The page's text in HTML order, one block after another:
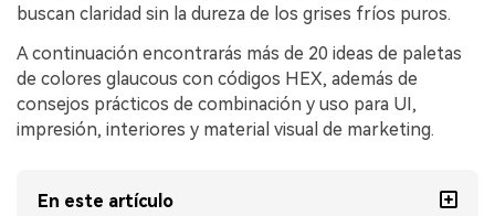
buscan claridad sin la dureza de los grises fríos puros.
A continuación encontrarás más de 20 ideas de paletas
de colores glaucous con códigos HEX, además de
consejos prácticos de combinación y uso para UI,
impresión, interiores y material visual de marketing.
En este artículo